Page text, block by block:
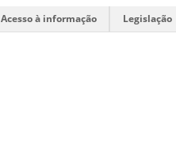
Acesso à informação Legislação